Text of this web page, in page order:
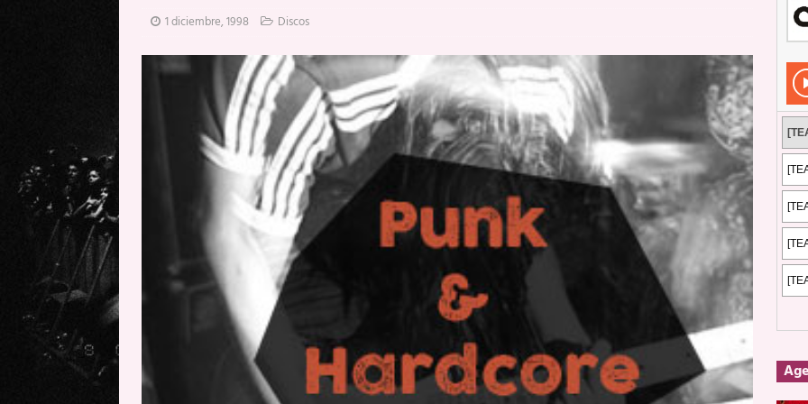
[ 20 mayo, 2026 ]
[ 17 mayo, 2026 ] Fito & Fitipaldis: 2 de mayo de 2026 en Fuengirola
FOTOS
[ 17 mayo, 2026 ] Fito & Fitipaldis: Su ‘aullido’ retumbó ferozmente en Fuengirola.
[ 5 agosto, 2026 ] Florent Gorges: La historia de Nintendo Vol. 2 PUBLICACIONES
1 diciembre, 1998 Discos